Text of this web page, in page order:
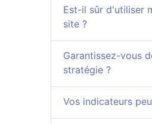
Est-il sûr d'utiliser
site ?
Garantissez-vous
stratégie ?
Vos indicateurs